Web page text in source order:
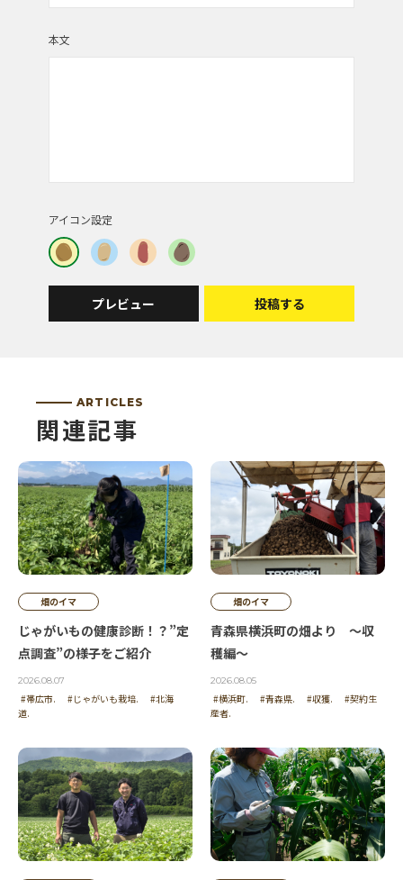
本文
アイコン設定
プレビュー 投稿する
ARTICLES
関連記事
畑のイマ
じゃがいもの健康診断！？”定
点調査”の様子をご紹介
2026.08.07
#帯広市. #じゃがいも栽培.
#北海
道.
畑のイマ
青森県横浜町の畑より ～収
穫編～
2026.08.05
#横浜町. #青森県. #収獲.
#契約生
産者.